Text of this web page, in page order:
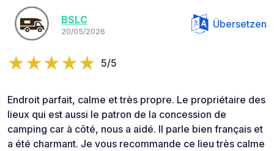
BSLC
20/05/2026
Übersetzen
5/5
Endroit parfait, calme et très propre. Le propriétaire des
lieux qui est aussi le patron de la concession de
camping car à côté, nous a aidé. Il parle bien français et
a été charmant. Je vous recommande ce lieu très calme